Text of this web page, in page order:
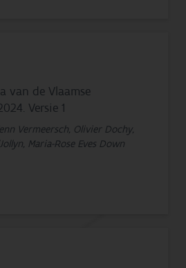
van de Vlaamse
Versie 1
Vermeersch, Olivier Dochy,
Maria-Rose Eves Down